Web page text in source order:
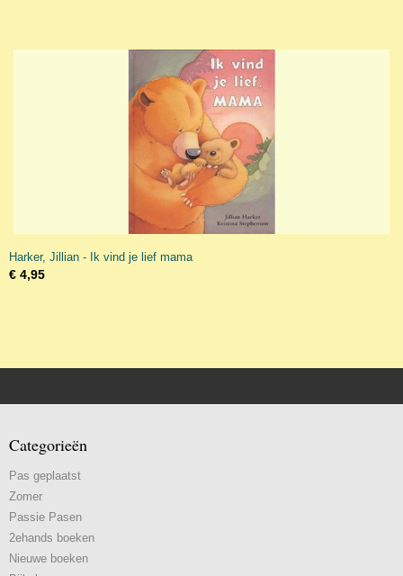
Harker, Jillian - Ik vind je lief mama
€ 4,95
Categorieën
Pas geplaatst
Zomer
Passie Pasen
2ehands boeken
Nieuwe boeken